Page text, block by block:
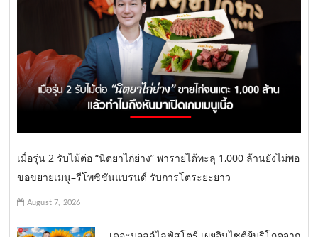
เมื่อรุ่น 2 รับไม้ต่อ “นิตยาไก่ย่าง” พารายได้ทะลุ 1,000 ล้านยังไม่พอ
ขอขยายเมนู–รีโพซิชันแบรนด์ รับการโตระยะยาว
August 7, 2026